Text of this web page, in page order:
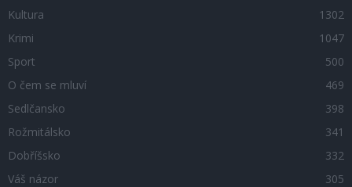
Kultura
1302
Krimi
1047
Sport
500
O čem se mluví
469
Sedlčansko
398
Rožmitálsko
341
Dobříšsko
332
Váš názor
305